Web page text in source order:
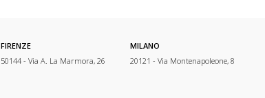
FIRENZE
50144 - Via A. La Marmora, 26
MILANO
20121 - Via Montenapoleone, 8